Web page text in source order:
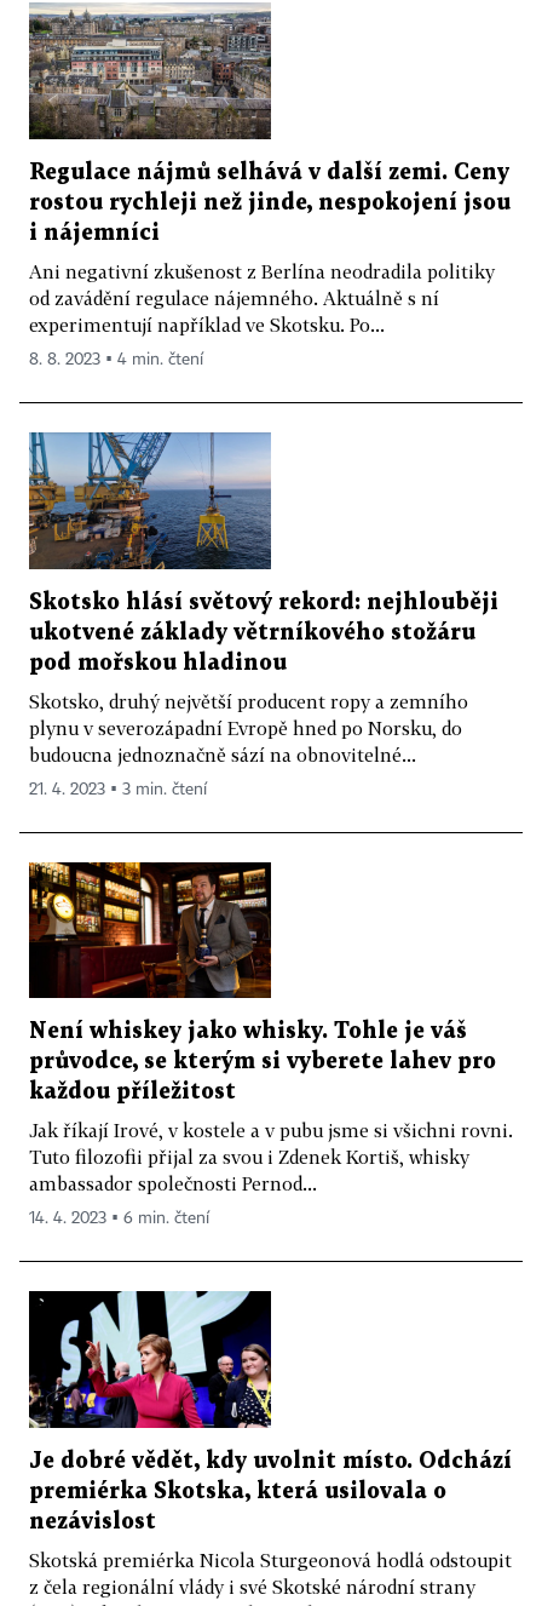
Regulace nájmů selhává v další zemi. Ceny
rostou rychleji než jinde, nespokojení jsou
i nájemníci
Ani negativní zkušenost z Berlína neodradila politiky
od zavádění regulace nájemného. Aktuálně s ní
experimentují například ve Skotsku. Po...
8. 8. 2023 ▪ 4 min. čtení
Skotsko hlásí světový rekord: nejhlouběji
ukotvené základy větrníkového stožáru
pod mořskou hladinou
Skotsko, druhý největší producent ropy a zemního
plynu v severozápadní Evropě hned po Norsku, do
budoucna jednoznačně sází na obnovitelné...
21. 4. 2023 ▪ 3 min. čtení
Není whiskey jako whisky. Tohle je váš
průvodce, se kterým si vyberete lahev pro
každou příležitost
Jak říkají Irové, v kostele a v pubu jsme si všichni rovni.
Tuto filozofii přijal za svou i Zdenek Kortiš, whisky
ambassador společnosti Pernod...
14. 4. 2023 ▪ 6 min. čtení
Je dobré vědět, kdy uvolnit místo. Odchází
premiérka Skotska, která usilovala o
nezávislost
Skotská premiérka Nicola Sturgeonová hodlá odstoupit
z čela regionální vlády i své Skotské národní strany